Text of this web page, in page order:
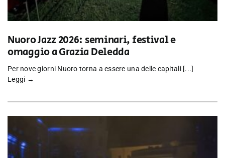
Nuoro Jazz 2026: seminari, festival e
omaggio a Grazia Deledda
Per nove giorni Nuoro torna a essere una delle capitali [...]
Leggi →